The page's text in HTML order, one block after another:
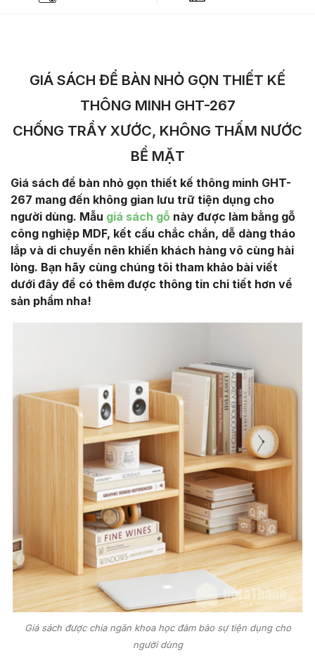
GIÁ SÁCH ĐỂ BÀN NHỎ GỌN THIẾT KẾ
THÔNG MINH GHT-267
CHỐNG TRẦY XƯỚC, KHÔNG THẤM NƯỚC
BỀ MẶT
Giá sách để bàn nhỏ gọn thiết kế thông minh GHT-
267 mang đến không gian lưu trữ tiện dụng cho
người dùng. Mẫu giá sách gỗ này được làm bằng gỗ
công nghiệp MDF, kết cấu chắc chắn, dễ dàng tháo
lắp và di chuyển nên khiến khách hàng vô cùng hài
lòng. Bạn hãy cùng chúng tôi tham khảo bài viết
dưới đây để có thêm được thông tin chi tiết hơn về
sản phẩm nha!
Giá sách được chia ngăn khoa học đảm bảo sự tiện dụng cho
người dùng